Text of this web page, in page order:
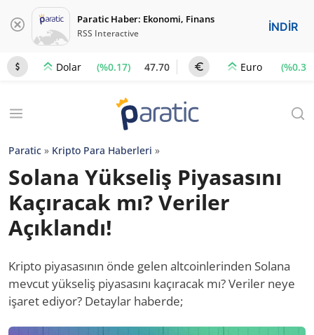
Paratic Haber: Ekonomi, Finans
RSS Interactive İNDİR
Dolar (%0.17) 47.70 Euro (%0.3)
Paratic » Kripto Para Haberleri »
Solana Yükseliş Piyasasını
Kaçıracak mı? Veriler
Açıklandı!
Kripto piyasasının önde gelen altcoinlerinden Solana
mevcut yükseliş piyasasını kaçıracak mı? Veriler neye
işaret ediyor? Detaylar haberde;